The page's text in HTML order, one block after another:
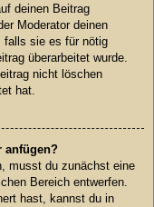
deinen Beitrag
Moderator deinen
falls sie es für nötig
überarbeitet wurde.
nicht löschen
hat.
anfügen?
musst du zunächst eine
Bereich entwerfen.
hast, kannst du in